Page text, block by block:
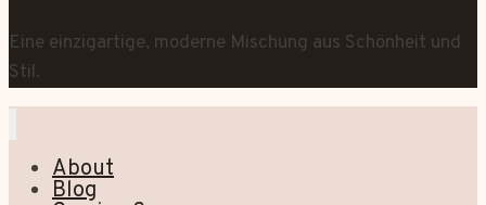
Eine einzigartige, moderne Mischung aus Schönheit und
Stil.
About
Blog